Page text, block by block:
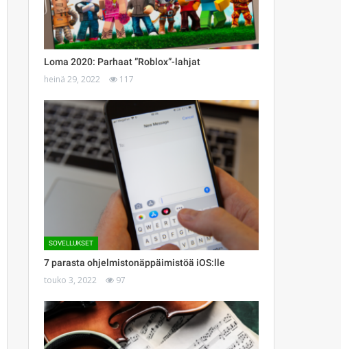
Loma 2020: Parhaat ”Roblox”-lahjat
heinä 29, 2022 117
SOVELLUKSET
7 parasta ohjelmistonäppäimistöä iOS:lle
touko 3, 2022 97